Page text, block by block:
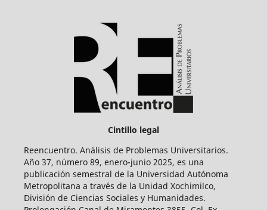
Cintillo legal
Reencuentro. Análisis de Problemas Universitarios.
Año 37, número 89, enero-junio 2025, es una
publicación semestral de la Universidad Autónoma
Metropolitana a través de la Unidad Xochimilco,
División de Ciencias Sociales y Humanidades.